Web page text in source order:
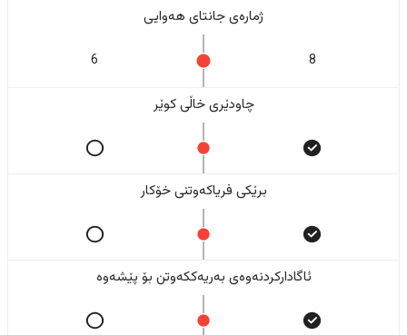
ژمارەی جانتای هەوایی
8
6
چاودێری خاڵی کوێر
برێکی فریاکەوتنی خۆکار
ئاگادارکردنەوەی بەریەککەوتن بۆ پێشەوە